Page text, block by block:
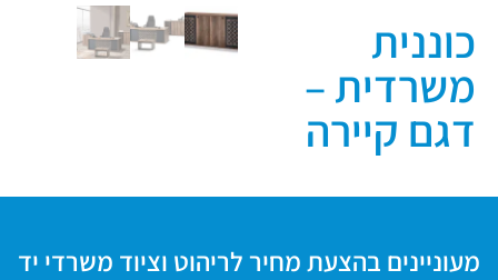
כוננית
משרדית –
דגם קיירה
מעוניינים בהצעת מחיר לריהוט וציוד משרדי יד